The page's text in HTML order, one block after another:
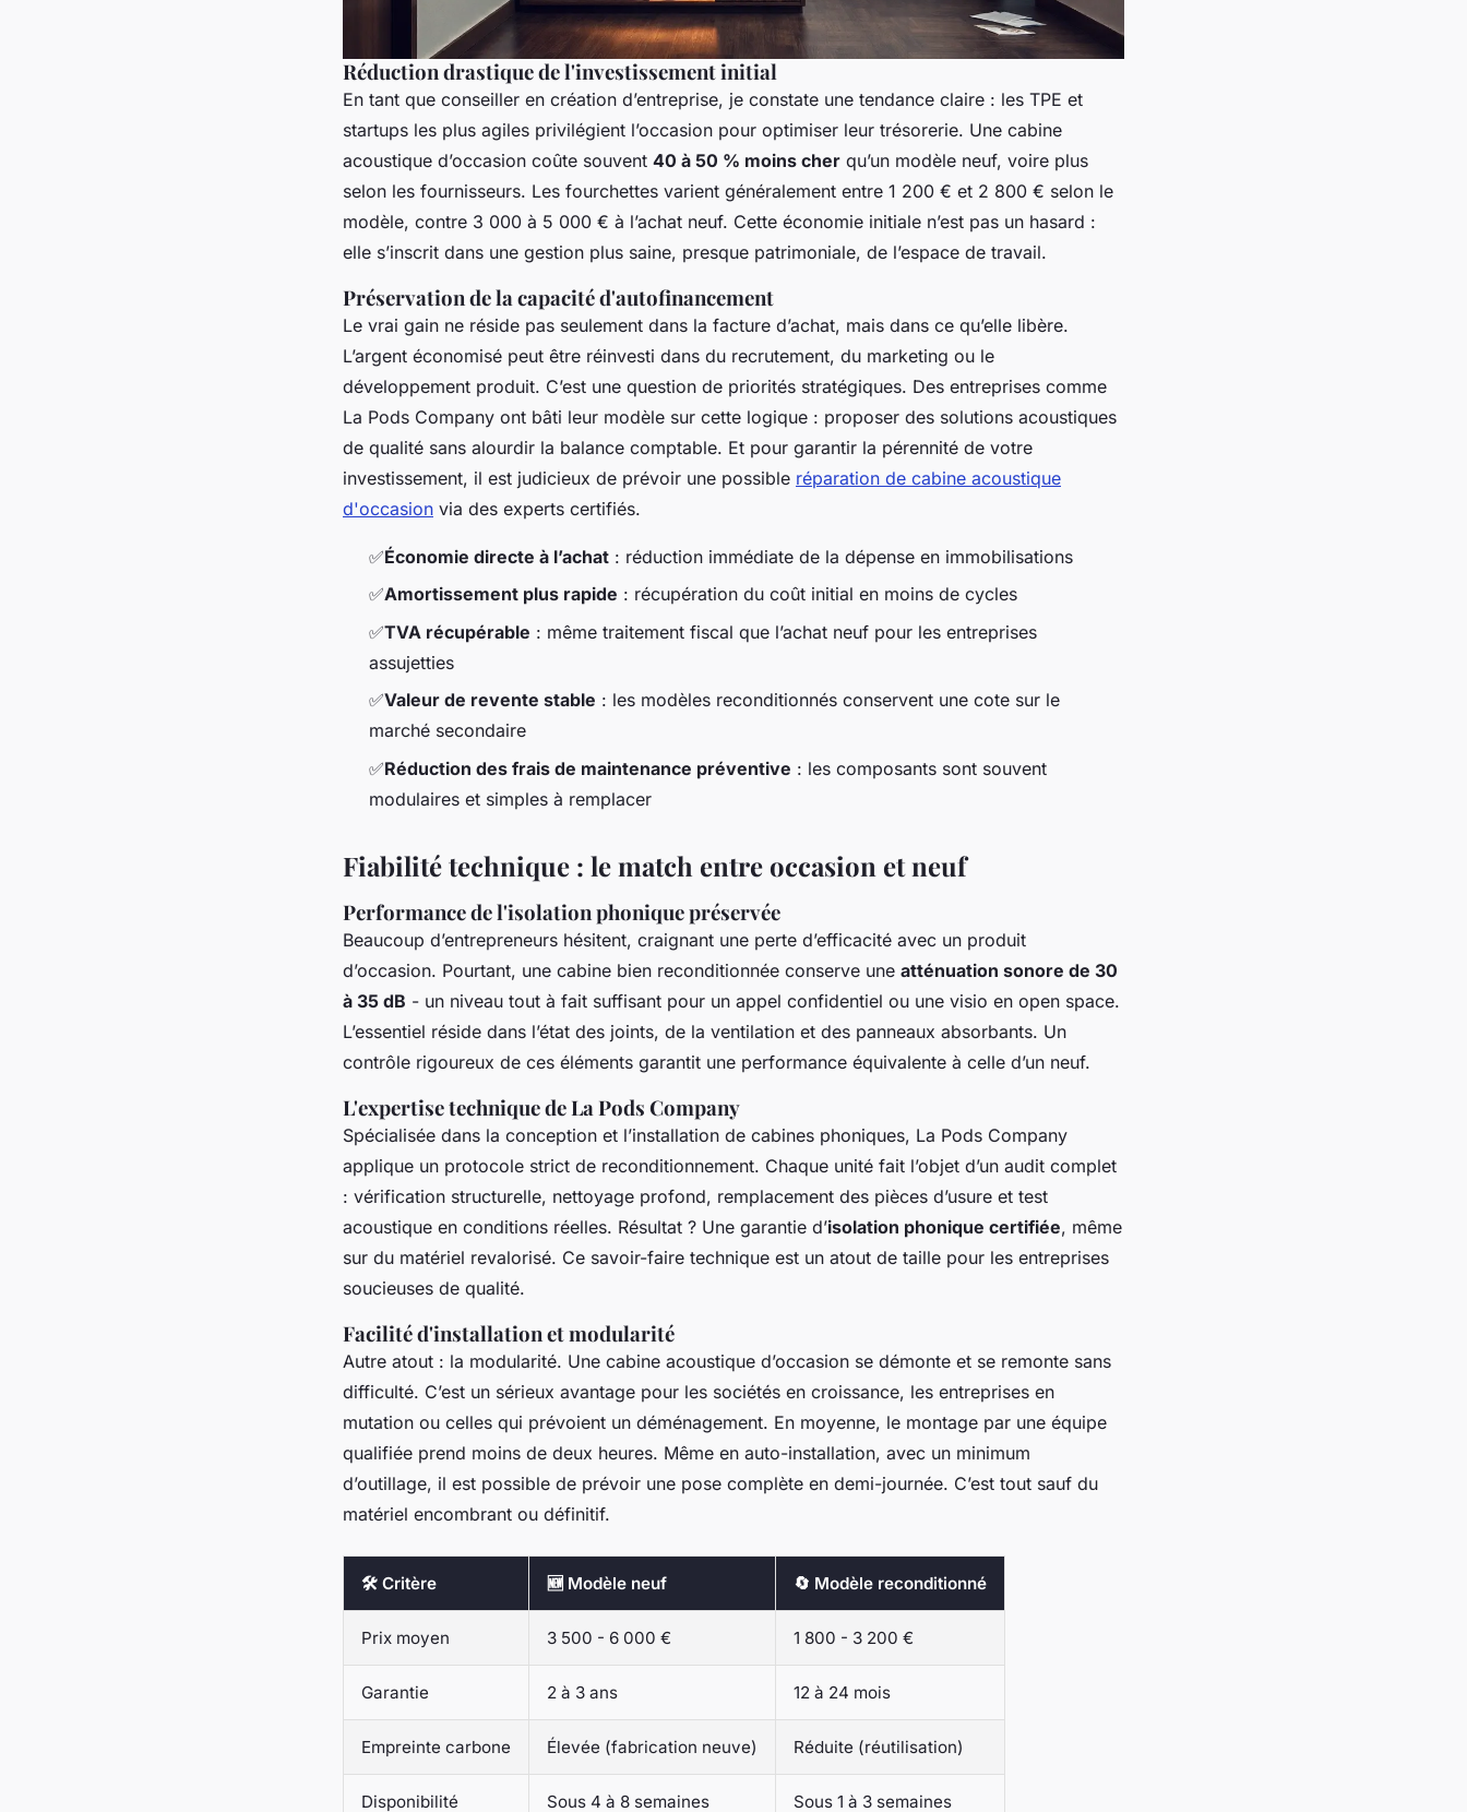
Réduction drastique de l'investissement initial
En tant que conseiller en création d’entreprise, je constate une tendance claire : les TPE et
startups les plus agiles privilégient l’occasion pour optimiser leur trésorerie. Une cabine
acoustique d’occasion coûte souvent 40 à 50 % moins cher qu’un modèle neuf, voire plus
selon les fournisseurs. Les fourchettes varient généralement entre 1 200 € et 2 800 € selon le
modèle, contre 3 000 à 5 000 € à l’achat neuf. Cette économie initiale n’est pas un hasard :
elle s’inscrit dans une gestion plus saine, presque patrimoniale, de l’espace de travail.
Préservation de la capacité d'autofinancement
Le vrai gain ne réside pas seulement dans la facture d’achat, mais dans ce qu’elle libère.
L’argent économisé peut être réinvesti dans du recrutement, du marketing ou le
développement produit. C’est une question de priorités stratégiques. Des entreprises comme
La Pods Company ont bâti leur modèle sur cette logique : proposer des solutions acoustiques
de qualité sans alourdir la balance comptable. Et pour garantir la pérennité de votre
investissement, il est judicieux de prévoir une possible réparation de cabine acoustique
d'occasion via des experts certifiés.
✅Économie directe à l’achat : réduction immédiate de la dépense en immobilisations
✅Amortissement plus rapide : récupération du coût initial en moins de cycles
✅TVA récupérable : même traitement fiscal que l’achat neuf pour les entreprises
assujetties
✅Valeur de revente stable : les modèles reconditionnés conservent une cote sur le
marché secondaire
✅Réduction des frais de maintenance préventive : les composants sont souvent
modulaires et simples à remplacer
Fiabilité technique : le match entre occasion et neuf
Performance de l'isolation phonique préservée
Beaucoup d’entrepreneurs hésitent, craignant une perte d’efficacité avec un produit
d’occasion. Pourtant, une cabine bien reconditionnée conserve une atténuation sonore de 30
à 35 dB - un niveau tout à fait suffisant pour un appel confidentiel ou une visio en open space.
L’essentiel réside dans l’état des joints, de la ventilation et des panneaux absorbants. Un
contrôle rigoureux de ces éléments garantit une performance équivalente à celle d’un neuf.
L'expertise technique de La Pods Company
Spécialisée dans la conception et l’installation de cabines phoniques, La Pods Company
applique un protocole strict de reconditionnement. Chaque unité fait l’objet d’un audit complet
: vérification structurelle, nettoyage profond, remplacement des pièces d’usure et test
acoustique en conditions réelles. Résultat ? Une garantie d’isolation phonique certifiée, même
sur du matériel revalorisé. Ce savoir-faire technique est un atout de taille pour les entreprises
soucieuses de qualité.
Facilité d'installation et modularité
Autre atout : la modularité. Une cabine acoustique d’occasion se démonte et se remonte sans
difficulté. C’est un sérieux avantage pour les sociétés en croissance, les entreprises en
mutation ou celles qui prévoient un déménagement. En moyenne, le montage par une équipe
qualifiée prend moins de deux heures. Même en auto-installation, avec un minimum
d’outillage, il est possible de prévoir une pose complète en demi-journée. C’est tout sauf du
matériel encombrant ou définitif.
🛠️ Critère 🆕 Modèle neuf 🔄 Modèle reconditionné
Prix moyen 3 500 - 6 000 € 1 800 - 3 200 €
Garantie 2 à 3 ans 12 à 24 mois
Empreinte carbone Élevée (fabrication neuve) Réduite (réutilisation)
Disponibilité Sous 4 à 8 semaines Sous 1 à 3 semaines